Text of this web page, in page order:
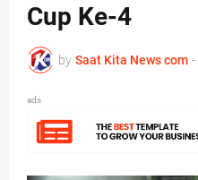
Cup Ke-4
by Saat Kita News com -
ads